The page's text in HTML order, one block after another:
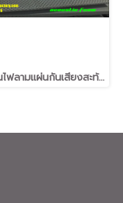
โฟมกันไฟลามแผ่นกันเสียงสะท้อนลายรังไข่ flame retardant foam หนา1นิ้ว